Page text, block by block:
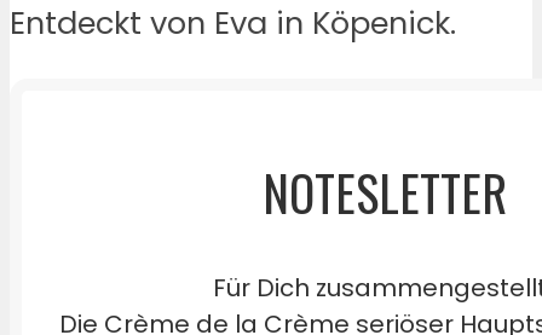
Entdeckt von Eva in Köpenick.
NOTESLETTER
Für Dich
Die Crème de la Crème seriöser